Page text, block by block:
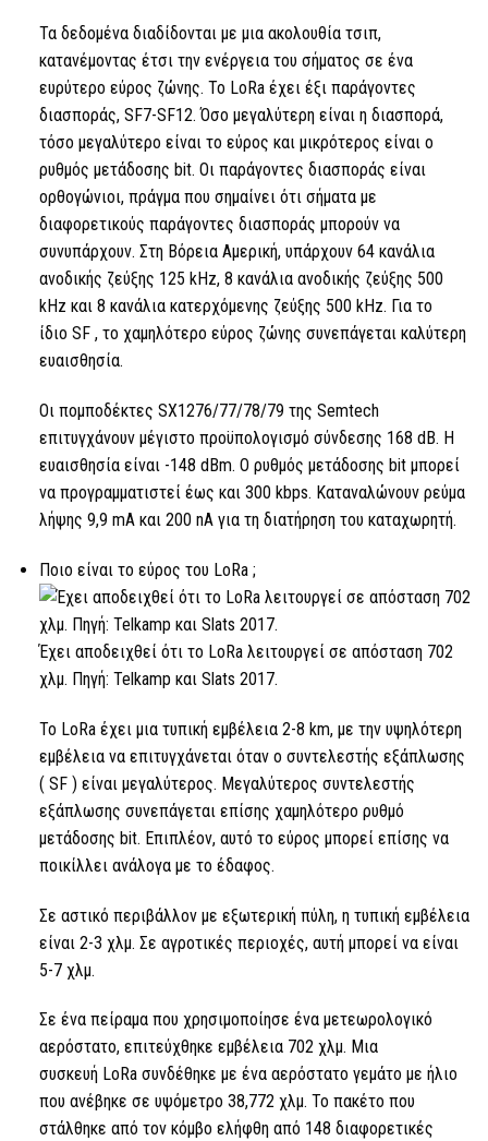
Τα δεδομένα διαδίδονται με μια ακολουθία τσιπ,
κατανέμοντας έτσι την ενέργεια του σήματος σε ένα
ευρύτερο εύρος ζώνης. Το LoRaέχει έξι παράγοντες
διασποράς, SF7-SF12. Όσο μεγαλύτερη είναι η διασπορά,
τόσο μεγαλύτερο είναι το εύρος και μικρότερος είναι ο
ρυθμός μετάδοσης bit. Οι παράγοντες διασποράς είναι
ορθογώνιοι, πράγμα που σημαίνει ότι σήματα με
διαφορετικούς παράγοντες διασποράς μπορούν να
συνυπάρχουν. Στη Βόρεια Αμερική, υπάρχουν 64 κανάλια
ανοδικής ζεύξης 125 kHz, 8 κανάλια ανοδικής ζεύξης 500
kHz και 8 κανάλια κατερχόμενης ζεύξης 500 kHz. Για το
ίδιο SF, το χαμηλότερο εύρος ζώνης συνεπάγεται καλύτερη
ευαισθησία.
Οι πομποδέκτες SX1276/77/78/79 της Semtech
επιτυγχάνουν μέγιστο προϋπολογισμό σύνδεσης 168 dB. Η
ευαισθησία είναι -148 dBm. Ο ρυθμός μετάδοσης bit μπορεί
να προγραμματιστεί έως και 300 kbps. Καταναλώνουν ρεύμα
λήψης 9,9 mA και 200 ​​nA για τη διατήρηση του καταχωρητή.
Ποιο είναι το εύρος του LoRa;
Έχει αποδειχθεί ότι το LoRaλειτουργεί σε απόσταση 702
χλμ. Πηγή: Telkamp και Slats 2017.
Το LoRaέχει μια τυπική εμβέλεια 2-8 km, με την υψηλότερη
εμβέλεια να επιτυγχάνεται όταν ο συντελεστής εξάπλωσης
( SF) είναι μεγαλύτερος. Μεγαλύτερος συντελεστής
εξάπλωσης συνεπάγεται επίσης χαμηλότερο ρυθμό
μετάδοσης bit. Επιπλέον, αυτό το εύρος μπορεί επίσης να
ποικίλλει ανάλογα με το έδαφος.
Σε αστικό περιβάλλον με εξωτερική πύλη, η τυπική εμβέλεια
είναι 2-3 χλμ. Σε αγροτικές περιοχές, αυτή μπορεί να είναι
5-7 χλμ.
Σε ένα πείραμα που χρησιμοποίησε ένα μετεωρολογικό
αερόστατο, επιτεύχθηκε εμβέλεια 702 χλμ. Μια
συσκευή LoRaσυνδέθηκε με ένα αερόστατο γεμάτο με ήλιο
που ανέβηκε σε υψόμετρο 38,772 χλμ. Το πακέτο που
στάλθηκε από τον κόμβο ελήφθη από 148 διαφορετικές